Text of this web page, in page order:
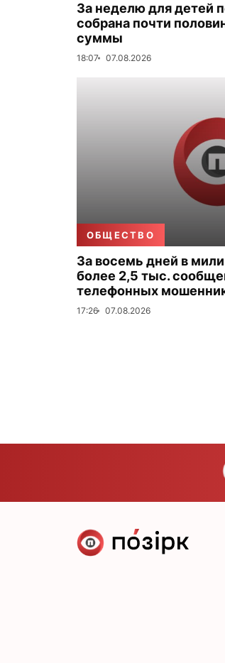
За неделю для детей
собрана почти
суммы
18:07 07.08.2026
ОБЩЕСТВО
За восемь дней в
более 2,5 тыс.
телефонных
17:26 07.08.2026